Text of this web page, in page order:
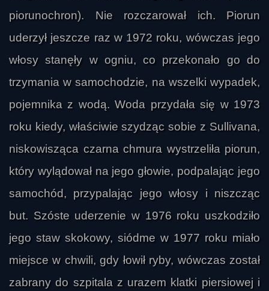
piorunochron). Nie rozczarował ich. Piorun
uderzył jeszcze raz w 1972 roku, wówczas jego
włosy stanęły w ogniu, co przekonało go do
trzymania w samochodzie, na wszelki wypadek,
pojemnika z wodą. Woda przydała się w 1973
roku kiedy, właściwie szydząc sobie z Sullivana,
niskowisząca czarna chmura wystrzeliła piorun,
który wylądował na jego głowie, podpalając jego
samochód, przypalając jego włosy i niszcząc
but. Szóste uderzenie w 1976 roku uszkodziło
jego staw skokowy, siódme w 1977 roku miało
miejsce w chwili, gdy łowił ryby, wówczas został
zabrany do szpitala z urazem klatki piersiowej i